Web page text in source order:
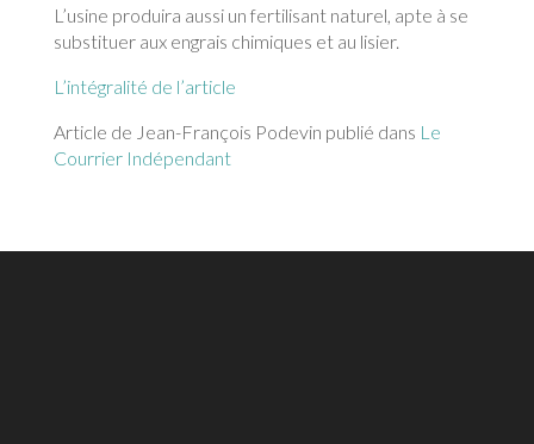
L’usine produira aussi un fertilisant naturel, apte à se
substituer aux engrais chimiques et au lisier.
L’intégralité de l’article
Article de Jean-François Podevin publié dans Le
Courrier Indépendant